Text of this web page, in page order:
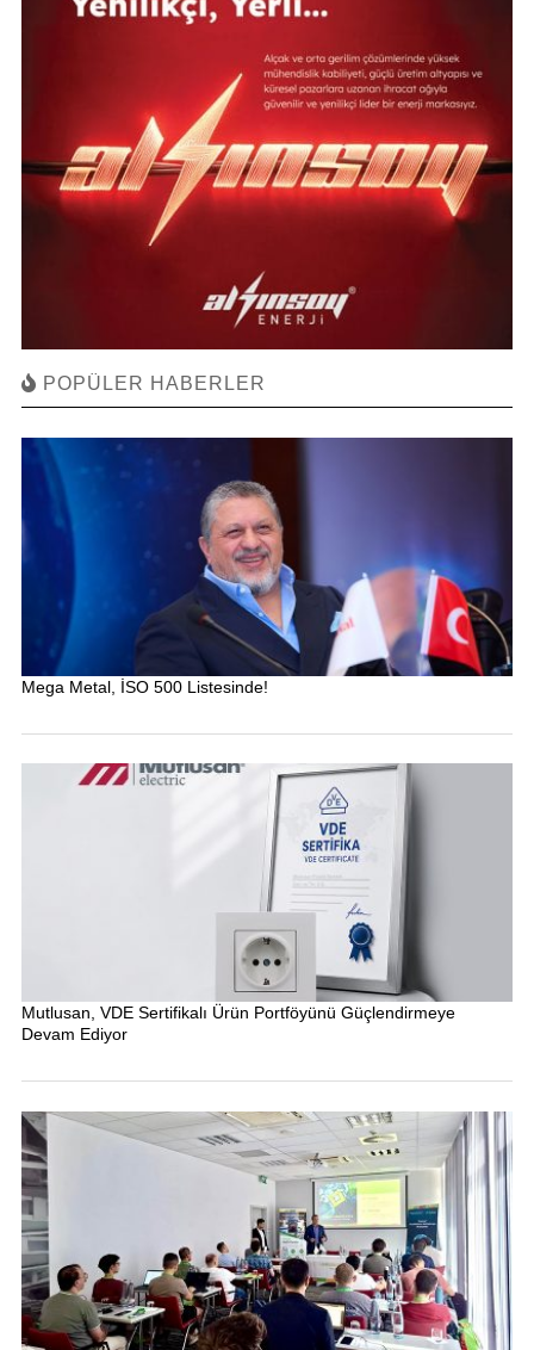
POPÜLER HABERLER
Mega Metal, İSO 500 Listesinde!
Mutlusan, VDE Sertifikalı Ürün Portföyünü Güçlendirmeye
Devam Ediyor